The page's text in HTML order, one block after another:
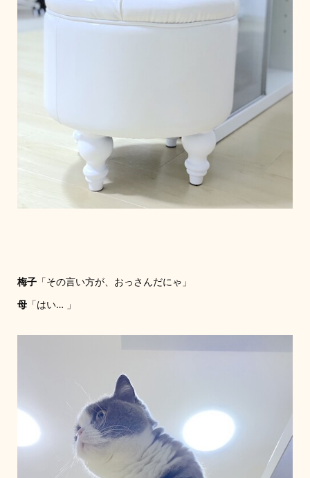
梅子「その言い方が、おっさんだにゃ」
母「はい… 」